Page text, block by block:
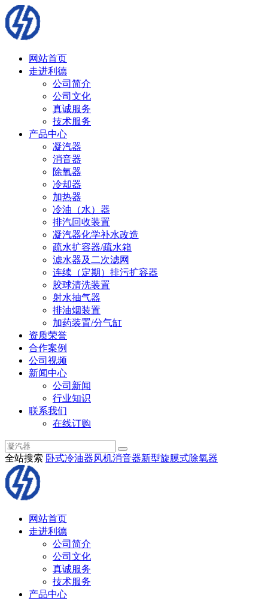
网站首页
走进利德
公司简介
公司文化
真诚服务
技术服务
产品中心
凝汽器
消音器
除氧器
冷却器
加热器
冷油（水）器
排汽回收装置
凝汽器化学补水改造
疏水扩容器/疏水箱
滤水器及二次滤网
连续（定期）排污扩容器
胶球清洗装置
射水抽气器
排油烟装置
加药装置/分气缸
资质荣誉
合作案例
公司视频
新闻中心
公司新闻
行业知识
联系我们
在线订购
全站搜索 卧式冷油器风机消音器新型旋膜式除氧器
网站首页
走进利德
公司简介
公司文化
真诚服务
技术服务
产品中心